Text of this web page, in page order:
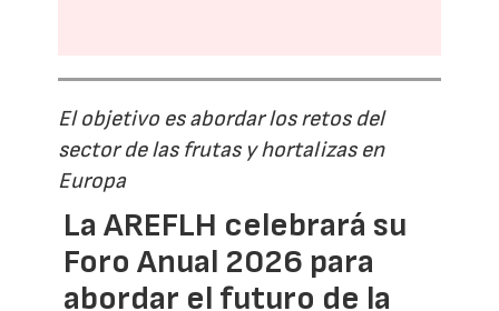
El objetivo es abordar los retos del
sector de las frutas y hortalizas en
Europa
La AREFLH celebrará su
Foro Anual 2026 para
abordar el futuro de la